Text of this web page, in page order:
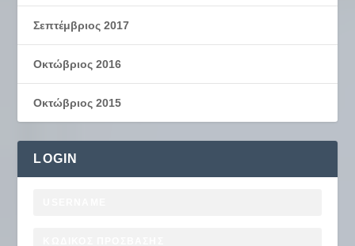
Σεπτέμβριος 2017
Οκτώβριος 2016
Οκτώβριος 2015
LOGIN